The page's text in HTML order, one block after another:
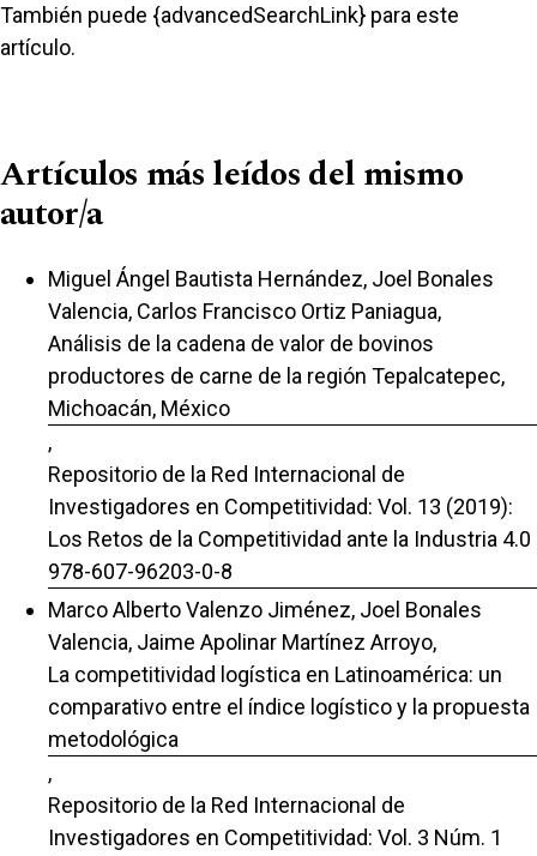
También puede {advancedSearchLink} para este
artículo.
Artículos más leídos del mismo
autor/a
Miguel Ángel Bautista Hernández, Joel Bonales
Valencia, Carlos Francisco Ortiz Paniagua,
Análisis de la cadena de valor de bovinos
productores de carne de la región Tepalcatepec,
Michoacán, México
,
Repositorio de la Red Internacional de
Investigadores en Competitividad: Vol. 13 (2019):
Los Retos de la Competitividad ante la Industria 4.0
978-607-96203-0-8
Marco Alberto Valenzo Jiménez, Joel Bonales
Valencia, Jaime Apolinar Martínez Arroyo,
La competitividad logística en Latinoamérica: un
comparativo entre el índice logístico y la propuesta
metodológica
,
Repositorio de la Red Internacional de
Investigadores en Competitividad: Vol. 3 Núm. 1